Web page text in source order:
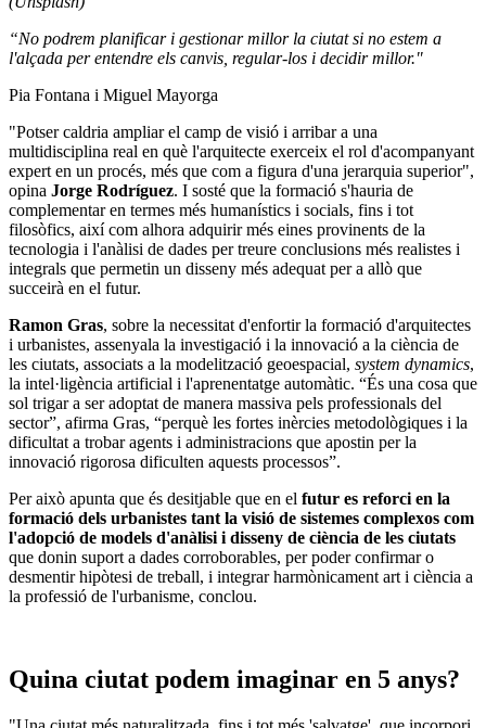
“No podrem planificar i gestionar millor la ciutat si no estem a
l'alçada per entendre els canvis, regular-los i decidir millor."
Pia Fontana i Miguel Mayorga
"Potser caldria ampliar el camp de visió i arribar a una
multidisciplina real en què l'arquitecte exerceix el rol d'acompanyant
expert en un procés, més que com a figura d'una jerarquia superior",
opina Jorge Rodríguez. I sosté que la formació s'hauria de
complementar en termes més humanístics i socials, fins i tot
filosòfics, així com alhora adquirir més eines provinents de la
tecnologia i l'anàlisi de dades per treure conclusions més realistes i
integrals que permetin un disseny més adequat per a allò que
succeirà en el futur.
Ramon Gras, sobre la necessitat d'enfortir la formació d'arquitectes
i urbanistes, assenyala la investigació i la innovació a la ciència de
les ciutats, associats a la modelització geoespacial, system dynamics,
la intel·ligència artificial i l'aprenentatge automàtic. “És una cosa que
sol trigar a ser adoptat de manera massiva pels professionals del
sector”, afirma Gras, “perquè les fortes inèrcies metodològiques i la
dificultat a trobar agents i administracions que apostin per la
innovació rigorosa dificulten aquests processos”.
Per això apunta que és desitjable que en el futur es reforci en la
formació dels urbanistes tant la visió de sistemes complexos com
l'adopció de models d'anàlisi i disseny de ciència de les ciutats
que donin suport a dades corroborables, per poder confirmar o
desmentir hipòtesi de treball, i integrar harmònicament art i ciència a
la professió de l'urbanisme, conclou.
Quina ciutat podem imaginar en 5 anys?